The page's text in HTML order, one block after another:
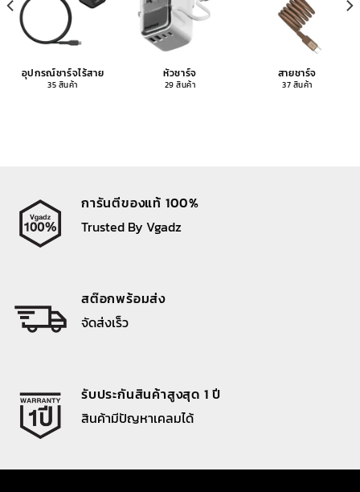
อุปกรณ์ชาร์จไร้สาย
35 สินค้า
หัวชาร์จ
29 สินค้า
สายชาร์จ
37 สินค้า
การันตีของแท้ 100%
Trusted By Vgadz
สต๊อกพร้อมส่ง
จัดส่งเร็ว
รับประกันสินค้าสูงสุด 1 ปี
สินค้ามีปัญหาเคลมได้